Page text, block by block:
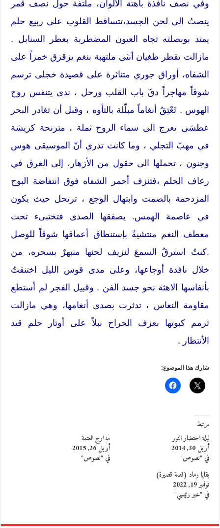
وفي نصف نافذة باهتة الألوان، ملتفة حول نصف قمر
ينصتُ الى لحن الجسد،تتساقط القلوب على ربيع حلم
يمتد بوبصلته تجاه العيون المضطربة بعطر السنابل .
مازالت تقطر طغيان أنثى ملتهبة بنغم يزقزق خمراً على
الشفاه، أوراق جوري متناثرة على قصيدة خجلى ترسم
شوقاً مهاجراً دقّ باب القلب ورحل ، ندى يتنفس روح
الهوس . تَعْتِقُ أنغاماً مبلّلة بالتأوه ، وقبل أن تغادر البحر
عطشى تعرج الى سماء الروح ثملة ، مترنحة كريشة
في مهبّ التجلي ، وما كانت تدري أنّ الموسيقى هوس
وجنون ، تحملها الى حقول من الأزهار، إلى الغرق في
رعاف الحلم ،فتنزف أحمر الشفاه فوق انتفاضة البوح
المزدحمة بالصمت وابتهال الوجع ، ترتحل حيث يكون
في عاصمة الهمس. يصفقها الصدى فتختبىء تحت
معطف النغم منتشيةً بإستنطاق أعماقها شوقاً للوصل
.كنتُ استرقُ السمعَ لنزيف لحنها منبهرٌ بسحره، من
خلال نافذة أوجاعها، وعلى مدى قوس الليل اختنقتُ
بأنفاسها الاهثة نحو جسد الفن . وقبيل الفجر لم أستطع
مقاومة النعاس ، تدثرت بصدى أنغامها، وهي مازالت
ترمم كبوتها بعزف الجراح نبلاً على أوتار حلم قيد
الأنتظار .
شارك هذا الموضوع:
مرتبط
ليلة احتضار النور
أبريل 30, 2014
في "نصوص"
مَدارج العتمة
أبريل 26, 2015
في "نصوص"
بقايا رماد (قصة قصيرة)
نوفمبر 19, 2022
في "خبر رئيسي"